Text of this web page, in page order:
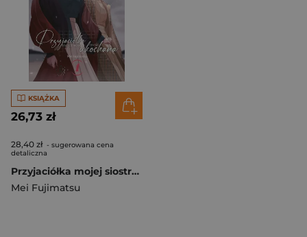
KSIĄŻKA
26,73 zł
28,40 zł - sugerowana cena
detaliczna
Przyjaciółka mojej siostry, moja ukochana. Tom 1
Mei Fujimatsu